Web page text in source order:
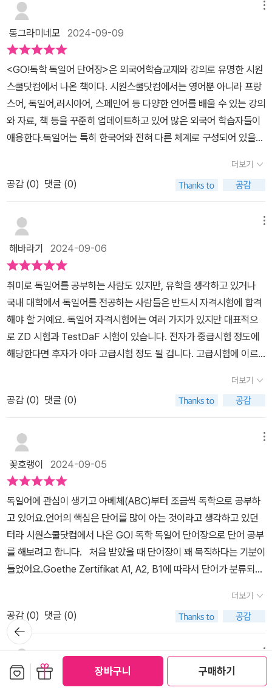
장바구니 구매하기
통해 독일어 단어를 하나씩 학습하면 좋을 것 같다.​출판사로부터 도
서를 제공받아 작성한 리뷰입니다​#GO독학독일어단어장 #독일어학
습 #시원스쿨닷컴 #네이버북유럽카페
해할수 있도록 제공하고 있습니다. 특히 원어민 MP3는 독일 원어민
전문 성우가 녹음한 단어와 에문 MP3 파일을 제공하고 있어서 조금
더 독일어 스러운 말을 배울수 있습니다.단어장은 엄선된 2,000단어
를 바탕으로 하루 50단어를 공부할수 있게 구성되어 있습니다. 매일
50개의 단어를 공부하고 외우는 것이 어려울수 있지만 매일매일 하
게 된다면 반복 숙달로 내것으로 만들수 있는것이 아닐까 생각됩니
다. 삽화는 연상작용으로 공부할수 있도록 설명합니다. 연상학습방법
으로 암기가 잘 될수 있도록 도와주는것 같습니다. 8주 공부플랜으로
우리가 어떻게 단어장 공부를 해야 하는 스케줄표에 따라 공부하는것
을 추천합니다.'포스팅은 해당 업체로부터 도서를 무료제공받아 작성
하였습니다.'
동그라미네모 2024-09-09
<GO!독학 독일어 단어장>은 외국어학습교재와 강의로 유명한 시원
스쿨닷컴에서 나온 책이다. 시원스쿨닷컴에서는 영어뿐 아니라 프랑
스어, 독일어,러시아어, 스페인어 등 다양한 언어를 배울 수 있는 강의
와 자료, 책 등을 꾸준히 업데이트하고 있어 많은 외국어 학습자들이
애용한다.​독일어는 특히 한국어와 전혀 다른 체계로 구성되어 있을
배우기 어려운 언어로 유명하다. 특히 외국어 실력을 한 단계씩 더 올
릴 때 가장 부족한 부분은 보통 어휘이다. 영어를 공부할 때처럼 일상
회화부터 시험, 고급 독일어 등등 모든 분야의 언어를 공부할 때 '단
어'가 큰 비중을 차지한다.​​<GO!독학 독일어 단어장>은 ZD A1부터
어를 수록하여 독일어능력시(GZD)자격증을 준비하는 학습자들에게
도 많은 도움을 줄 수 있다. 시험을 준비하기 위해서는 해당 시험에 자
주 출제되는 단어 위주로 따로 학습하는 것이 좋기 때문이다. 하루 5
0단어, 총40일을 외우면 이 책에 나온 단어를 1회독 할 수 있도록 구
성되어 있다. ​<GO!독학 독일어 단어장>을 살펴보면 가장 먼저 Woc
he에서 다룰 각 Tag의 문장들이 나온다. 제시된 문장 모두 일상생활
에서 자주 쓰는 표현이기 때문에 반드시 알아두면 좋다. 주제 문장과
함께 각 단어가 A1, A2, B1 체계에 따라 구성되어 있다. 모두 다 외우
는 것도 좋지만 시간적 제한이 있다면 본인에게 필요한 등급에 맞는
이렇게 공부하면 단어 뿐 아니라 독일어 회화 실력까지 올릴 수 있기
때문이다. 책 본문에 나오는 모든 단어와 예문은 시원스쿨 독일어 홈
페이지에서 mp3를 다운받아 원어민 음성으로 들을 수 있다. 열심히
책을 보며 듣고 따라하는 것을 반복하다 보면 단어를 쉽게 암시하는
것은 물론이고 듣기 실력과 회화 실력까지 갖출 수 있다는 장점이 있
다.​<GO!독학 독일어 단어장>는 일부 단어에 귀여운 삽화가 함께 나
와 있다. 해당 단어나 예문 상황에 딱 들어맞는 일러스트가 눈을 사로
잡는다. 이 그림을 함께 보면서 단어를 외우면 더 쉽게 외울 수 있다.
군데 Tip으로 문법이나 필수 구문, 유의어 비교 등의 설명을 해 준다.
시험을 준비하고 있다면 꼭 이 Tip도 꼼꼼하게 공부하는 것이 좋다.​
이렇게 Tag하나에 나와 있는 단어를 다 공부하고 나면 간단한 연습
문제가 나와 있다. 빈칸 채우기, 단어 뜻 맞ㄱ 연결하기, 비교급-최상
급 쓰기 등 필수 문제들이니 내가 외운 것을 체크할 겸 빠르게 푸는 것
을 추천한다. 바로 아랫부분에 정답이 있어 즉시 피드백이 가능하다.​
더보기
공감 (0) 댓글 (0)
해바라기 2024-09-06
​​​​취미로 독일어를 공부하는 사람도 있지만, 유학을 생각하고 있거나
국내 대학에서 독일어를 전공하는 사람들은 반드시 자격시험에 합격
해야 할 거예요. 독일어 자격시험에는 여러 가지가 있지만 대표적으
로 ZD 시험과 TestDaF 시험이 있습니다. 전자가 중급시험 정도에
해당한다면 후자가 아마 고급시험 정도 될 겁니다. 고급시험에 이르
이자 기본입니다.​​[GO! 독학 독일어 단어장]은 유럽 언어 레벨 기준
B1에 해당하는 ZD 시험까지 커버할 수 있도록 단어가 잘 정리되어
있어요. 단어장에 실린 단어가 총 2천 개 정도 되는데 하루에 50단어
씩 학습하면 40일 만에 끝낼 수 있습니다. 물론 한번 본다고 끝은 아
니겠죠? 복습은 필수!) 날짜마다 A1~B1까지 수준의 단어가 적절하
게 섞여있습니다. ​​이 책과 함께 제공되는 원어민 음성을 들으면서 표
제어도 열심히 보고, 이 표제어가 쓰인 예문도 꼼꼼하게 보는 겁니다.
문장을 한번 따라 써 보는 것도 좋을 것 같아요. 그리고 큰소리로 따라
읽어보는 겁니다. 이렇게 일주일에 5일을 공부하는 것이 한주의 분량
이에요. 책 앞쪽에는 단어 학습플랜이 있어서 공부한 날짜를 기록하
고 A1~B1까지 각 수준의 단어를 암기했는지 그리고 복습도 했는지
체크하면서 학습하는 단어장입니다. ​​하루치 단어를 다 보면 마지막으
로 정리 차원에서 연습문제를 풀어봅니다. 단어를 직접 써보는 문제
도 있어서 철자를 정확하게 암기했는지 확인해 보기에 좋은 것 같아
요. 주차마다 독일의 아름다운 도시 풍경을 보여주는 사진이 있어서
얼른 독일에 가보고 싶은 마음이 들어 학습의욕이 더욱더 생겨납니
다.​​-출판사로부터 책을 제공받아 자유롭게 썼습니다-#GO! 독학 독
일어 단어장 #시원스쿨닷컴 #김범식독일어학원​
더보기
공감 (0) 댓글 (0)
꽃호랭이 2024-09-05
독일어에 관심이 생기고 아베체(ABC)부터 조금씩 독학으로 공부하
고 있어요.언어의 핵심은 단어를 많이 아는 것이라고 생각하고 있던
터라 시원스쿨닷컴에서 나온 GO! 독학 독일어 단어장으로 단어 공부
를 해보려고 합니다. 처음 받았을 때 단어장이 꽤 묵직하다는 기분이
들었어요.Goethe Zertifikat A1, A2, B1에 따라서 단어가 분류되어
이유를 알 것 같더라구요. 열심히 외우는 일만 남았다는!그리고 스프
링으로 제본되어 있어서 책이 두꺼워도 잘 펴지는 건 정말 장점 중에
장점이에요. 시원스쿨 독일어 홈페이지에서 무료 음원 쿠폰을 등록
하면 원어민 MP3를 다운 받을 수 있습니다.요즘 QR코드로 많이 나
오는데 다음 개정판에는 이 부분이 개선되면 좋겠다는 생각이 들었어
요.물론 독일어를 공부하겠다는 일념하에 열심히 쿠폰 긁고 다운로드
더보기
공감 (0) 댓글 (0)
jinaelove123 2024-09-08
뒤로가
기